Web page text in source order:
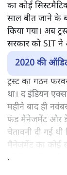
का कोई
साल बीत जाने के
किया गया। अब
सरकार को SIT ने
2020 की ऑडिट
ट्रस्ट का गठन
था। द इंडियन
महीने बाद ही
फंड मैनेजमेंट और
चेतावनी दी गई थी
मैनेजमेंट का कोई
तरीके से हो रहा है।